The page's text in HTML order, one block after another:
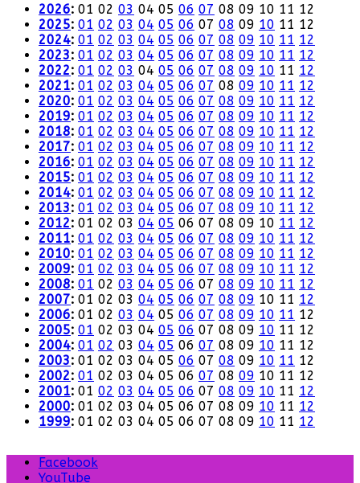
2026: 01 02 03 04 05 06 07 08 09 10 11 12
2025: 01 02 03 04 05 06 07 08 09 10 11 12
2024: 01 02 03 04 05 06 07 08 09 10 11 12
2023: 01 02 03 04 05 06 07 08 09 10 11 12
2022: 01 02 03 04 05 06 07 08 09 10 11 12
2021: 01 02 03 04 05 06 07 08 09 10 11 12
2020: 01 02 03 04 05 06 07 08 09 10 11 12
2019: 01 02 03 04 05 06 07 08 09 10 11 12
2018: 01 02 03 04 05 06 07 08 09 10 11 12
2017: 01 02 03 04 05 06 07 08 09 10 11 12
2016: 01 02 03 04 05 06 07 08 09 10 11 12
2015: 01 02 03 04 05 06 07 08 09 10 11 12
2014: 01 02 03 04 05 06 07 08 09 10 11 12
2013: 01 02 03 04 05 06 07 08 09 10 11 12
2012: 01 02 03 04 05 06 07 08 09 10 11 12
2011: 01 02 03 04 05 06 07 08 09 10 11 12
2010: 01 02 03 04 05 06 07 08 09 10 11 12
2009: 01 02 03 04 05 06 07 08 09 10 11 12
2008: 01 02 03 04 05 06 07 08 09 10 11 12
2007: 01 02 03 04 05 06 07 08 09 10 11 12
2006: 01 02 03 04 05 06 07 08 09 10 11 12
2005: 01 02 03 04 05 06 07 08 09 10 11 12
2004: 01 02 03 04 05 06 07 08 09 10 11 12
2003: 01 02 03 04 05 06 07 08 09 10 11 12
2002: 01 02 03 04 05 06 07 08 09 10 11 12
2001: 01 02 03 04 05 06 07 08 09 10 11 12
2000: 01 02 03 04 05 06 07 08 09 10 11 12
1999: 01 02 03 04 05 06 07 08 09 10 11 12
Facebook
YouTube